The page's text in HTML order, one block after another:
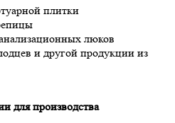
плитки
люков
и другой продукции из
для производства